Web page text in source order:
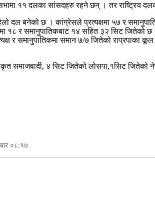
११ दलका सांसदहरु रहने छन् । तर राष्ट्रिय
दल बनेको छ । कांग्रेसले प्रत्यक्षमा ५७ र
१८ र समानुपातिकबाट १४ सहित ३२ सिट जितेको छ
र समानुपातिकमा समान ७/७ जितेको राप्रपाका
समाजवादी, ४ सिट जितेको लोसपा,१सिट जितेको
०८:१७